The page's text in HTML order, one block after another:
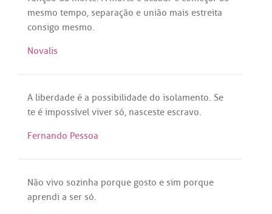
mesmo tempo, separação e união mais estreita
consigo mesmo.
Novalis
A liberdade é a possibilidade do isolamento. Se
te é impossível viver só, nasceste escravo.
Fernando Pessoa
Não vivo sozinha porque gosto e sim porque
aprendi a ser só.